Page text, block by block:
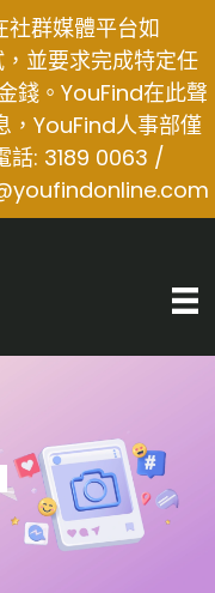
社群媒體平台如
並要求完成特定任
錢。YouFind在此聲
，YouFind人事部僅
話: 3189 0063 /